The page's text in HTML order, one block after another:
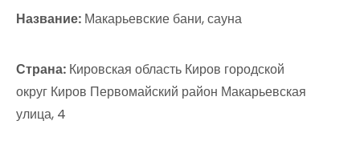
Название: Макарьевские бани, сауна
Страна: Кировская область Киров городской
округ Киров Первомайский район Макарьевская
улица, 4